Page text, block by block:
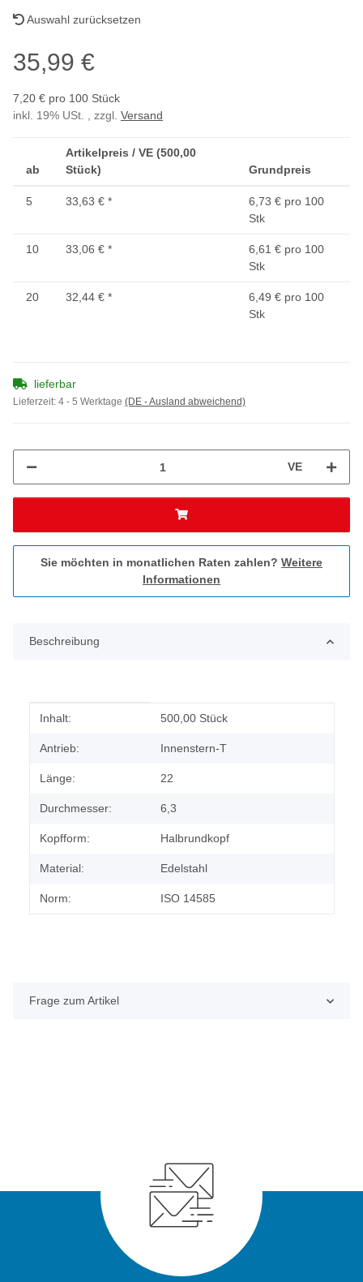
Auswahl zurücksetzen
35,99 €
7,20 € pro 100 Stück
inkl. 19% USt. , zzgl. Versand
ab
Artikelpreis / VE (500,00
Stück)
Grundpreis
5 33,63 € *
6,73 € pro 100
Stk
10 33,06 € *
6,61 € pro 100
Stk
20 32,44 € *
6,49 € pro 100
Stk
lieferbar
Lieferzeit: 4 - 5 Werktage (DE - Ausland abweichend)
VE
Sie möchten in monatlichen Raten zahlen? Weitere
Informationen
Beschreibung
Produkteigenschaft
Wert
Inhalt: 500,00 Stück
Antrieb: Innenstern-T
Länge: 22
Durchmesser: 6,3
Kopfform: Halbrundkopf
Material: Edelstahl
Norm: ISO 14585
Frage zum Artikel